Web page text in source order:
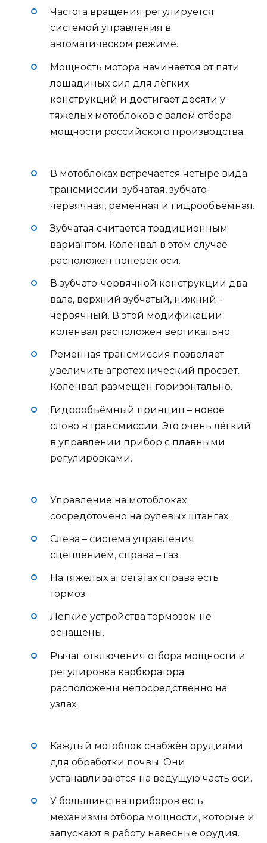
Частота вращения регулируется
системой управления в
автоматическом режиме.
Мощность мотора начинается от пяти
лошадиных сил для лёгких
конструкций и достигает десяти у
тяжелых мотоблоков с валом отбора
мощности российского производства.
В мотоблоках встречается четыре вида
трансмиссии: зубчатая, зубчато-
червячная, ременная и гидрообъёмная.
Зубчатая считается традиционным
вариантом. Коленвал в этом случае
расположен поперёк оси.
В зубчато-червячной конструкции два
вала, верхний зубчатый, нижний –
червячный. В этой модификации
коленвал расположен вертикально.
Ременная трансмиссия позволяет
увеличить агротехнический просвет.
Коленвал размещён горизонтально.
Гидрообъёмный принцип – новое
слово в трансмиссии. Это очень лёгкий
в управлении прибор с плавными
регулировками.
Управление на мотоблоках
сосредоточено на рулевых штангах.
Слева – система управления
сцеплением, справа – газ.
На тяжёлых агрегатах справа есть
тормоз.
Лёгкие устройства тормозом не
оснащены.
Рычаг отключения отбора мощности и
регулировка карбюратора
расположены непосредственно на
узлах.
Каждый мотоблок снабжён орудиями
для обработки почвы. Они
устанавливаются на ведущую часть оси.
У большинства приборов есть
механизмы отбора мощности, которые и
запускают в работу навесные орудия.